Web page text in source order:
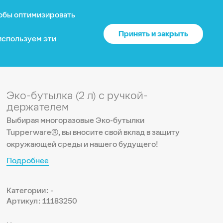
Гарантия
О нас
Ваше местоположение
США?Да Нет
Изменить
Эко-бутылка (2 л) с ручкой-
держателем
Выбирая многоразовые Эко-бутылки
Tupperware®, вы вносите свой вклад в защиту
окружающей среды и нашего будущего!
Подробнее
Категории: -
Артикул: 11183250
оптимизировать
эти
Принять и закрыть